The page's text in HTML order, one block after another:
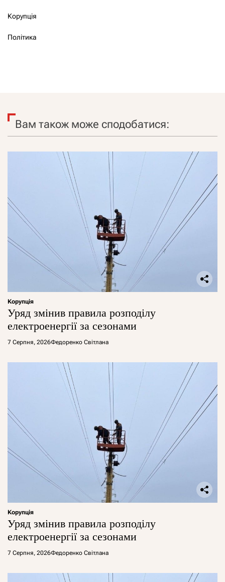
Корупція
Політика
Вам також може сподобатися:
Корупція
Уряд змінив правила розподілу
електроенергії за сезонами
7 Серпня, 2026Федоренко Світлана
Корупція
Уряд змінив правила розподілу
електроенергії за сезонами
7 Серпня, 2026Федоренко Світлана